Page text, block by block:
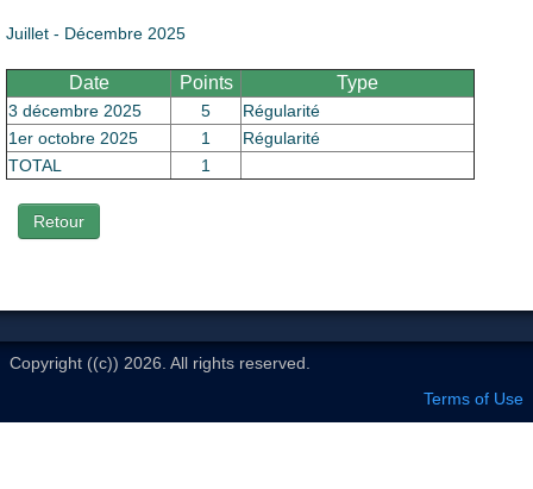
Juillet - Décembre 2025
Date Points Type
3 décembre 2025 5
Régularité
1er octobre 2025
1
Régularité
TOTAL
1
Retour
Copyright ((c)) 2026. All rights reserved.
Terms of Use